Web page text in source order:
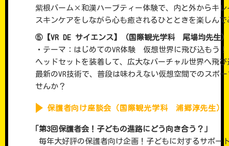
紫根バーム×和漢ハーブティー体験で、内と外からキレ
スキンケアをしながら心も癒されるひとときを楽しん
⑤【VR DE サイエンス】（国際観光学科 尾場均先生）
・テーマ：はじめてのVR体験 仮想世界に飛び込もう！
ヘッドセットを装着して、広大なバーチャル世界へ飛び
最新のVR技術で、普段は味わえない仮想空間でのスポ
せんか？
保護者向け座談会（国際観光学科 浦郷淳先生）
「第3回保護者会！子どもの進路にどう向き合う？」
毎年大好評の保護者向け企画！子どもに対するサポー